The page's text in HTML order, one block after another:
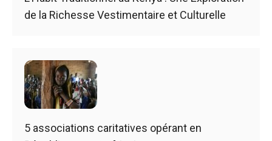
de la Richesse Vestimentaire et Culturelle
5 associations caritatives opérant en